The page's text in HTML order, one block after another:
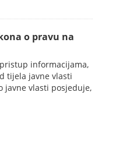
o pravu na
informacijama,
tijela javne vlasti
vlasti posjeduje,